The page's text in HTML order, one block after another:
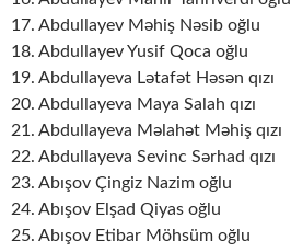
17. Abdullayev Məhiş Nəsib oğlu
18. Abdullayev Yusif Qoca oğlu
19. Abdullayeva Lətafət Həsən qızı
20. Abdullayeva Maya Salah qızı
21. Abdullayeva Məlahət Məhiş qızı
22. Abdullayeva Sevinc Sərhad qızı
23. Abışov Çingiz Nazim oğlu
24. Abışov Elşad Qiyas oğlu
25. Abışov Etibar Möhsüm oğlu